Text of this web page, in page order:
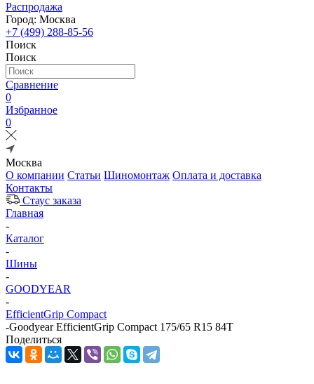
Распродажа
Город: Москва
+7 (499) 288-85-56
Поиск
Поиск
Сравнение
0
Избранное
0
Москва
О компании Статьи Шиномонтаж Оплата и доставка
Контакты
Стаус заказа
Главная
-
Каталог
-
Шины
-
GOODYEAR
-
EfficientGrip Compact
-Goodyear EfficientGrip Compact 175/65 R15 84T
Поделиться